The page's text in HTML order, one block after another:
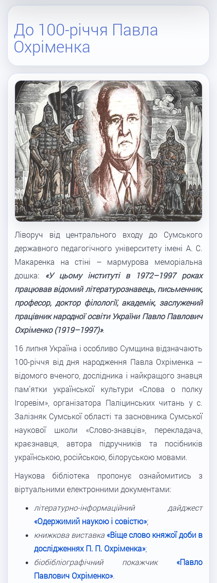
До 100-річчя Павла
Охріменка
Ліворуч від центрального входу до Сумського
державного педагогічного університету імені А. С.
Макаренка на стіні – мармурова меморіальна
дошка: «У цьому інституті в 1972–1997 роках
працював відомий літературознавець, письменник,
професор, доктор філології, академік, заслужений
працівник народної освіти України Павло Павлович
Охріменко (1919–1997)».
16 липня Україна і особливо Сумщина відзначають
100-річчя від дня народження Павла Охріменка –
відомого вченого, дослідника і найкращого знавця
пам’ятки української культури «Слова о полку
Ігоревім», організатора Паліцинських читань у с.
Залізняк Сумської області та засновника Сумської
наукової школи «Слово-знавців», перекладача,
краєзнавця, автора підручників та посібників
українською, російською, білоруською мовами.
Наукова бібліотека пропонує ознайомитись з
віртуальними електронними документами:
літературно-інформаційний дайджест
«Одержимий наукою і совістю»;
книжкова виставка «Віще слово княжої доби в
дослідженнях П. П. Охріменка»;
біобібліографічний покажчик
«Павло
Павлович Охріменко».